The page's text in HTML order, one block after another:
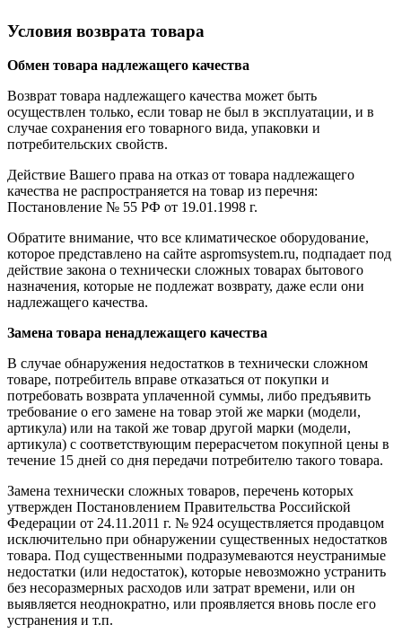
Условия возврата товара
Обмен товара надлежащего качества
Возврат товара надлежащего качества может быть
осуществлен только, если товар не был в эксплуатации, и в
случае сохранения его товарного вида, упаковки и
потребительских свойств.
Действие Вашего права на отказ от товара надлежащего
качества не распространяется на товар из перечня:
Постановление № 55 РФ от 19.01.1998 г.
Обратите внимание, что все климатическое оборудование,
которое представлено на сайте aspromsystem.ru, подпадает под
действие закона о технически сложных товарах бытового
назначения, которые не подлежат возврату, даже если они
надлежащего качества.
Замена товара ненадлежащего качества
В случае обнаружения недостатков в технически сложном
товаре, потребитель вправе отказаться от покупки и
потребовать возврата уплаченной суммы, либо предъявить
требование о его замене на товар этой же марки (модели,
артикула) или на такой же товар другой марки (модели,
артикула) с соответствующим перерасчетом покупной цены в
течение 15 дней со дня передачи потребителю такого товара.
Замена технически сложных товаров, перечень которых
утвержден Постановлением Правительства Российской
Федерации от 24.11.2011 г. № 924 осуществляется продавцом
исключительно при обнаружении существенных недостатков
товара. Под существенными подразумеваются неустранимые
недостатки (или недостаток), которые невозможно устранить
без несоразмерных расходов или затрат времени, или он
выявляется неоднократно, или проявляется вновь после его
устранения и т.п.